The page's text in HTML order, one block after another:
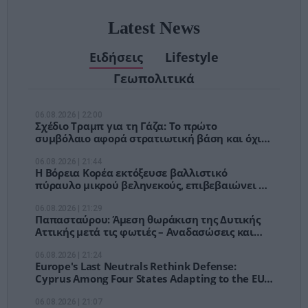
Latest News
Ειδήσεις
Lifestyle
Γεωπολιτικά
Σχέδιο Τραμπ για τη Γάζα: Το πρώτο
συμβόλαιο αφορά στρατιωτική βάση και όχι
Η Βόρεια Κορέα εκτόξευσε βαλλιστικό
πύραυλο μικρού βεληνεκούς, επιβεβαιώνει η
Παπασταύρου: Άμεση θωράκιση της Δυτικής
Αττικής μετά τις φωτιές – Αναδασώσεις και
Europe's Last Neutrals Rethink Defense:
Cyprus Among Four States Adapting to the EU's